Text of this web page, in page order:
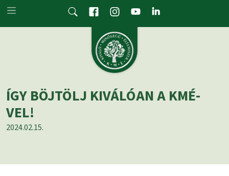
Skip to main content
ÍGY BÖJTÖLJ KIVÁLÓAN A KMÉ-
VEL!
2024.02.15.